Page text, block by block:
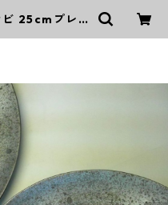
ビ 25cmプレー